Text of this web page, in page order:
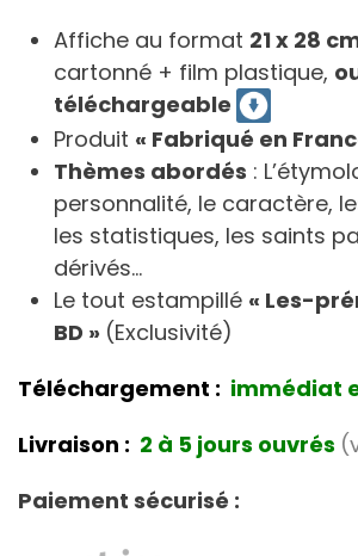
Affiche au format 21 x 28
cartonné + film plastique,
téléchargeable
Produit « Fabriqué en
Thèmes abordés :
personnalité, le caractère,
les statistiques, les saints
dérivés…
Le tout estampillé « Les-
BD » (Exclusivité)
Téléchargement : immédiat
Livraison : 2 à 5 jours ouvrés
Paiement sécurisé :